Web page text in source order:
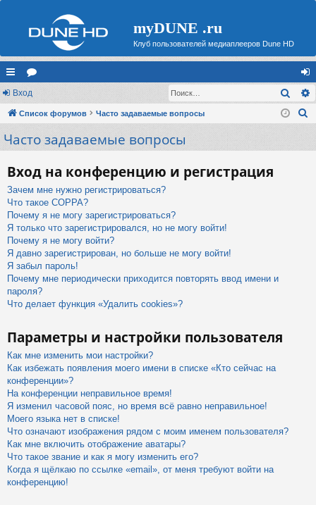
myDUNE .ru
Клуб пользователей медиаплееров Dune HD
с
ы
лк
ор
ум
хо
д
Вход
Список форумов Часто задаваемые вопросы
Часто задаваемые вопросы
Вход на конференцию и регистрация
Зачем мне нужно регистрироваться?
Что такое COPPA?
Почему я не могу зарегистрироваться?
Я только что зарегистрировался, но не могу войти!
Почему я не могу войти?
Я давно зарегистрирован, но больше не могу войти!
Я забыл пароль!
Почему мне периодически приходится повторять ввод имени и
пароля?
Что делает функция «Удалить cookies»?
Параметры и настройки пользователя
Как мне изменить мои настройки?
Как избежать появления моего имени в списке «Кто сейчас на
конференции»?
На конференции неправильное время!
Я изменил часовой пояс, но время всё равно неправильное!
Моего языка нет в списке!
Что означают изображения рядом с моим именем пользователя?
Как мне включить отображение аватары?
Что такое звание и как я могу изменить его?
Когда я щёлкаю по ссылке «email», от меня требуют войти на
конференцию!